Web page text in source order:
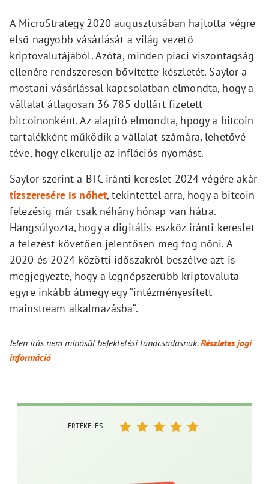
A MicroStrategy 2020 augusztusában hajtotta végre
első nagyobb vásárlását a világ vezető
kriptovalutájából. Azóta, minden piaci viszontagság
ellenére rendszeresen bővítette készletét. Saylor a
mostani vásárlással kapcsolatban elmondta, hogy a
vállalat átlagosan 36 785 dollárt fizetett
bitcoinonként. Az alapító elmondta, hpogy a bitcoin
tartalékként működik a vállalat számára, lehetővé
téve, hogy elkerülje az inflációs nyomást.
Saylor szerint a BTC iránti kereslet 2024 végére akár
tízszeresére is nőhet, tekintettel arra, hogy a bitcoin
felezésig már csak néhány hónap van hátra.
Hangsúlyozta, hogy a digitális eszköz iránti kereslet
a felezést követően jelentősen meg fog nőni. A
2020 és 2024 közötti időszakról beszélve azt is
megjegyezte, hogy a legnépszerűbb kriptovaluta
egyre inkább átmegy egy “intézményesített
mainstream alkalmazásba“.
Jelen írás nem minősül befektetési tanácsadásnak.Részletes jogi
információ
ÉRTÉKELÉS